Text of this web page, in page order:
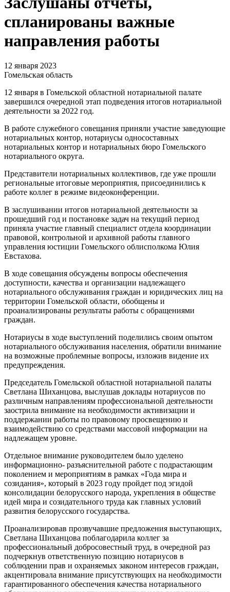
спланированы важные
направления работы
12 января 2023
Гомельская область
12 января в Гомельской областной нотариальной палате
завершился очередной этап подведения итогов нотариальной
деятельности за 2022 год.
В работе служебного совещания приняли участие заведующие
нотариальных контор, нотариусы односоставных
нотариальных контор и нотариальных бюро Гомельского
нотариального округа.
Представители нотариальных коллективов, где уже прошли
региональные итоговые мероприятия, присоединились к
работе коллег в режиме видеоконференции.
В заслушивании итогов нотариальной деятельности за
прошедший год и постановке задач на текущий период
приняла участие главный специалист отдела координации
правовой, контрольной и архивной работы главного
управления юстиции Гомельского облисполкома Юлия
Евстахова.
В ходе совещания обсуждены вопросы обеспечения
доступности, качества и организации надлежащего
нотариального обслуживания граждан и юридических лиц на
территории Гомельской области, обобщены и
проанализированы результаты работы с обращениями
граждан.
Нотариусы в ходе выступлений поделились своим опытом
нотариального обслуживания населения, обратили внимание
на возможные проблемные вопросы, изложив видение их
предупреждения.
Председатель Гомельской областной нотариальной палаты
Светлана Шиханцова, выслушав доклады нотариусов по
различным направлениям профессиональной деятельности
заострила внимание на необходимости активизации и
поддержании работы по правовому просвещению и
взаимодействию со средствами массовой информации на
надлежащем уровне.
Отдельное внимание руководителем было уделено
информационно- разъяснительной работе с подрастающим
поколением и мероприятиям в рамках «Года мира и
созидания», который в 2023 году пройдет под эгидой
консолидации белорусского народа, укрепления в обществе
идей мира и созидательного труда как главных условий
развития белорусского государства.
Проанализировав прозвучавшие предложения выступающих,
Светлана Шиханцова поблагодарила коллег за
профессиональный добросовестный труд, в очередной раз
подчеркнув ответственную позицию нотариусов в
соблюдении прав и охраняемых законом интересов граждан,
акцентировала внимание присутствующих на необходимости
гарантированного обеспечения качества нотариального